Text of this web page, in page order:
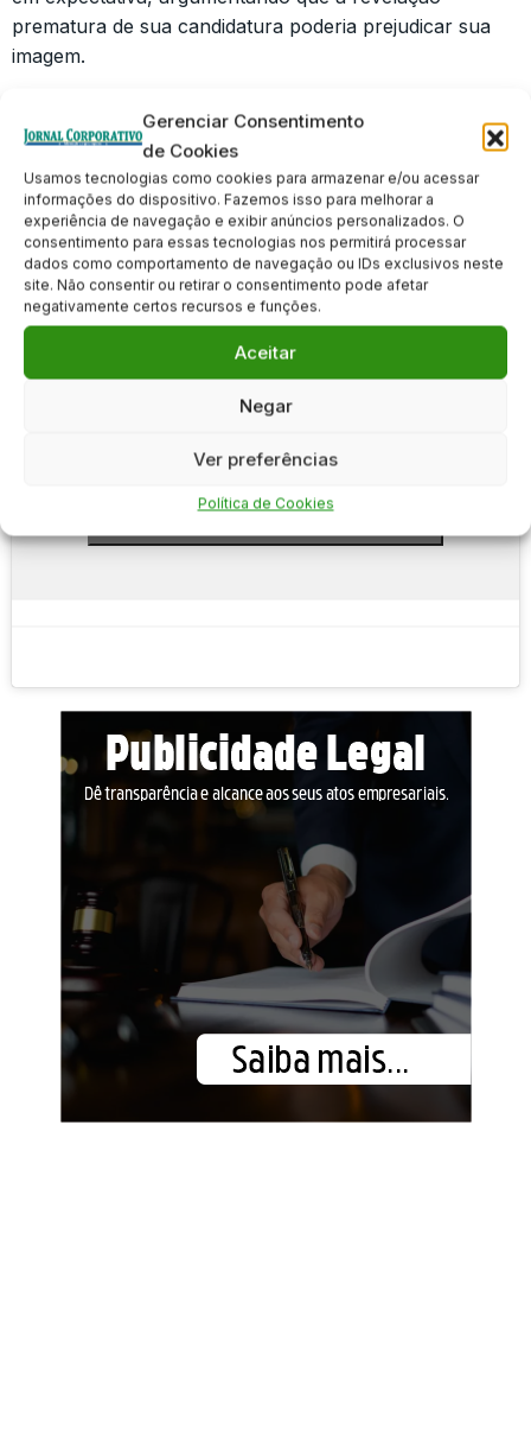
Gerenciar Consentimento
de Cookies
Usamos tecnologias como cookies para armazenar e/ou acessar
informações do dispositivo. Fazemos isso para melhorar a
experiência de navegação e exibir anúncios personalizados. O
consentimento para essas tecnologias nos permitirá processar
dados como comportamento de navegação ou IDs exclusivos neste
site. Não consentir ou retirar o consentimento pode afetar
negativamente certos recursos e funções.
Aceitar
Negar
Ver preferências
Política de Cookies
prematura de sua candidatura poderia prejudicar sua
imagem.
apenas em junho, priorizando naquele momento
acompanhar os jogos da Copa do Mundo. Esta postura
de indefinição estratégica caracteriza seu
posicionamento político atual, mantendo a atenção
pública e a especulação sobre seus próximos passos
na política mineira.
e ativar este conteúdo